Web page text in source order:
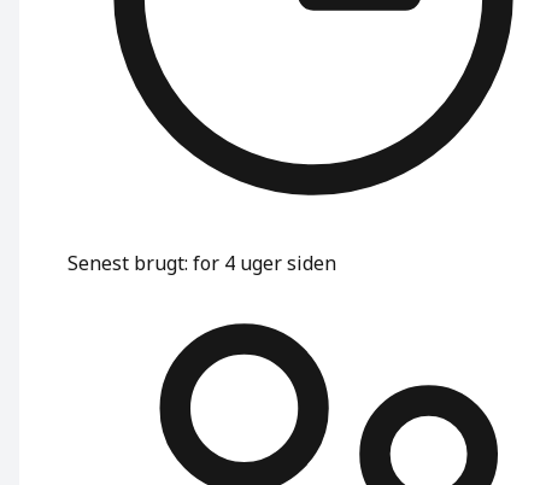
Senest brugt: for 4 uger siden